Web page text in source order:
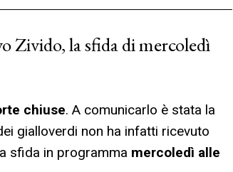
Zivido, la sfida di mercoledì
chiuse. A comunicarlo è stata la
gialloverdi non ha infatti ricevuto
sfida in programma mercoledì alle